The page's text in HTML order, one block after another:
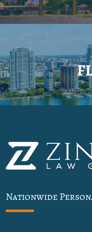
Nationwide